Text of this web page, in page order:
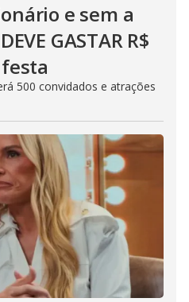
e sem a
GASTAR R$
500 convidados e atrações